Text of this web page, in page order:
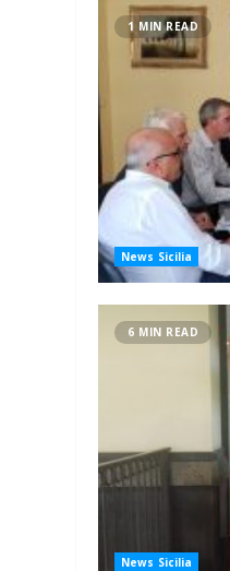
1 MIN READ
News Sicilia
6 MIN READ
News Sicilia